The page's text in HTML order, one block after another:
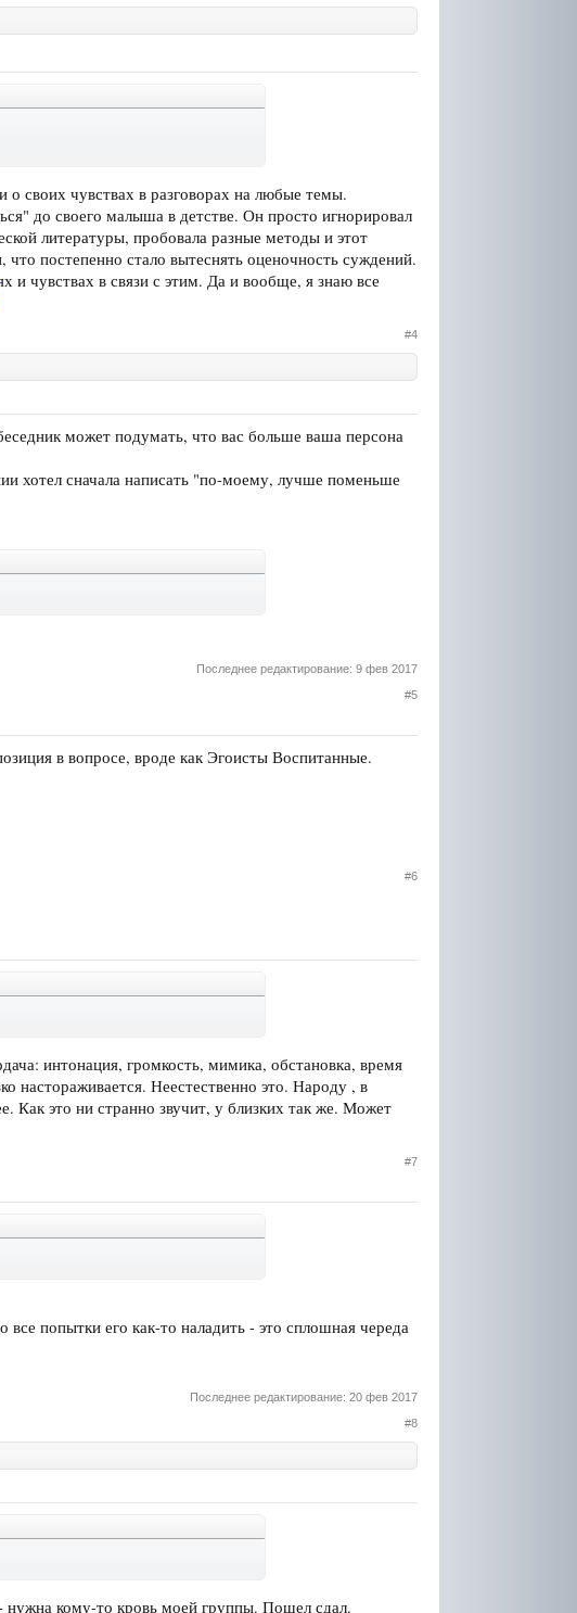
своих чувствах в разговорах на любые темы.
до своего малыша в детстве. Он просто игнорировал
литературы, пробовала разные методы и этот
постепенно стало вытеснять оценочность суждений.
и чувствах в связи с этим. Да и вообще, я знаю все
#4
может подумать, что вас больше ваша персона
хотел сначала написать "по-моему, лучше поменьше
Последнее редактирование: 9 фев 2017
#5
в вопросе, вроде как Эгоисты Воспитанные.
#6
интонация, громкость, мимика, обстановка, время
настораживается. Неестественно это. Народу , в
Как это ни странно звучит, у близких так же. Может
#7
попытки его как-то наладить - это сплошная череда
Последнее редактирование: 20 фев 2017
#8
нужна кому-то кровь моей группы. Пошел сдал.